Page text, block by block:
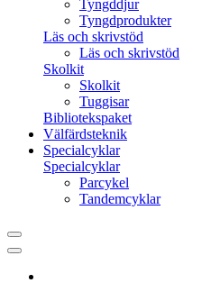
Tyngddjur
Tyngdprodukter
Läs och skrivstöd
Läs och skrivstöd
Skolkit
Skolkit
Tuggisar
Bibliotekspaket
Välfärdsteknik
Specialcyklar
Specialcyklar
Parcykel
Tandemcyklar